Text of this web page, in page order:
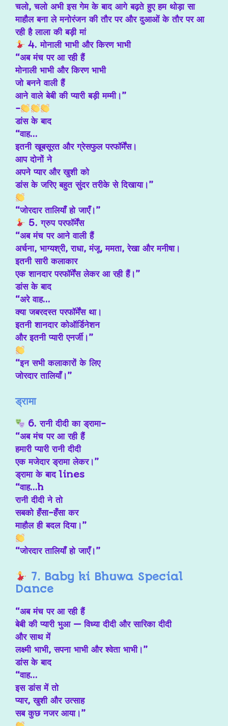
चलो, चलो अभी इस गेम के बाद आगे बढ़ते हुए हम थोड़ा सा
माहौल बना ले मनोरंजन की तौर पर और दुआओं के तौर पर आ
रही है लाला की बड़ी मां
4. मोनाली भाभी और किरण भाभी
“अब मंच पर आ रही हैं
मोनाली भाभी और किरण भाभी
जो बनने वाली हैं
आने वाले बेबी की प्यारी बड़ी मम्मी।”
-
डांस के बाद
“वाह…
इतनी खूबसूरत और ग्रेसफुल परफॉर्मेंस।
आप दोनों ने
अपने प्यार और खुशी को
डांस के जरिए बहुत सुंदर तरीके से दिखाया।”
“जोरदार तालियाँ हो जाएँ।”
5. ग्रुप परफॉर्मेंस
“अब मंच पर आने वाली हैं
अर्चना, भाग्यश्री, राधा, मंजू, ममता, रेखा और मनीषा।
इतनी सारी कलाकार
एक शानदार परफॉर्मेंस लेकर आ रही हैं।”
डांस के बाद
“अरे वाह…
क्या जबरदस्त परफॉर्मेंस था।
इतनी शानदार कोऑर्डिनेशन
और इतनी प्यारी एनर्जी।”
“इन सभी कलाकारों के लिए
जोरदार तालियाँ।”
ड्रामा
6. रानी दीदी का ड्रामा-
“अब मंच पर आ रही हैं
हमारी प्यारी रानी दीदी
एक मजेदार ड्रामा लेकर।”
ड्रामा के बाद lines
“वाह…h
रानी दीदी ने तो
सबको हँसा-हँसा कर
माहौल ही बदल दिया।”
“जोरदार तालियाँ हो जाएँ।”
7. Baby ki Bhuwa Special
Dance
“अब मंच पर आ रही हैं
बेबी की प्यारी भुआ — विध्या दीदी और सारिका दीदी
और साथ में
लक्ष्मी भाभी, सपना भाभी और श्वेता भाभी।”
डांस के बाद
“वाह…
इस डांस में तो
प्यार, खुशी और उत्साह
सब कुछ नजर आया।”